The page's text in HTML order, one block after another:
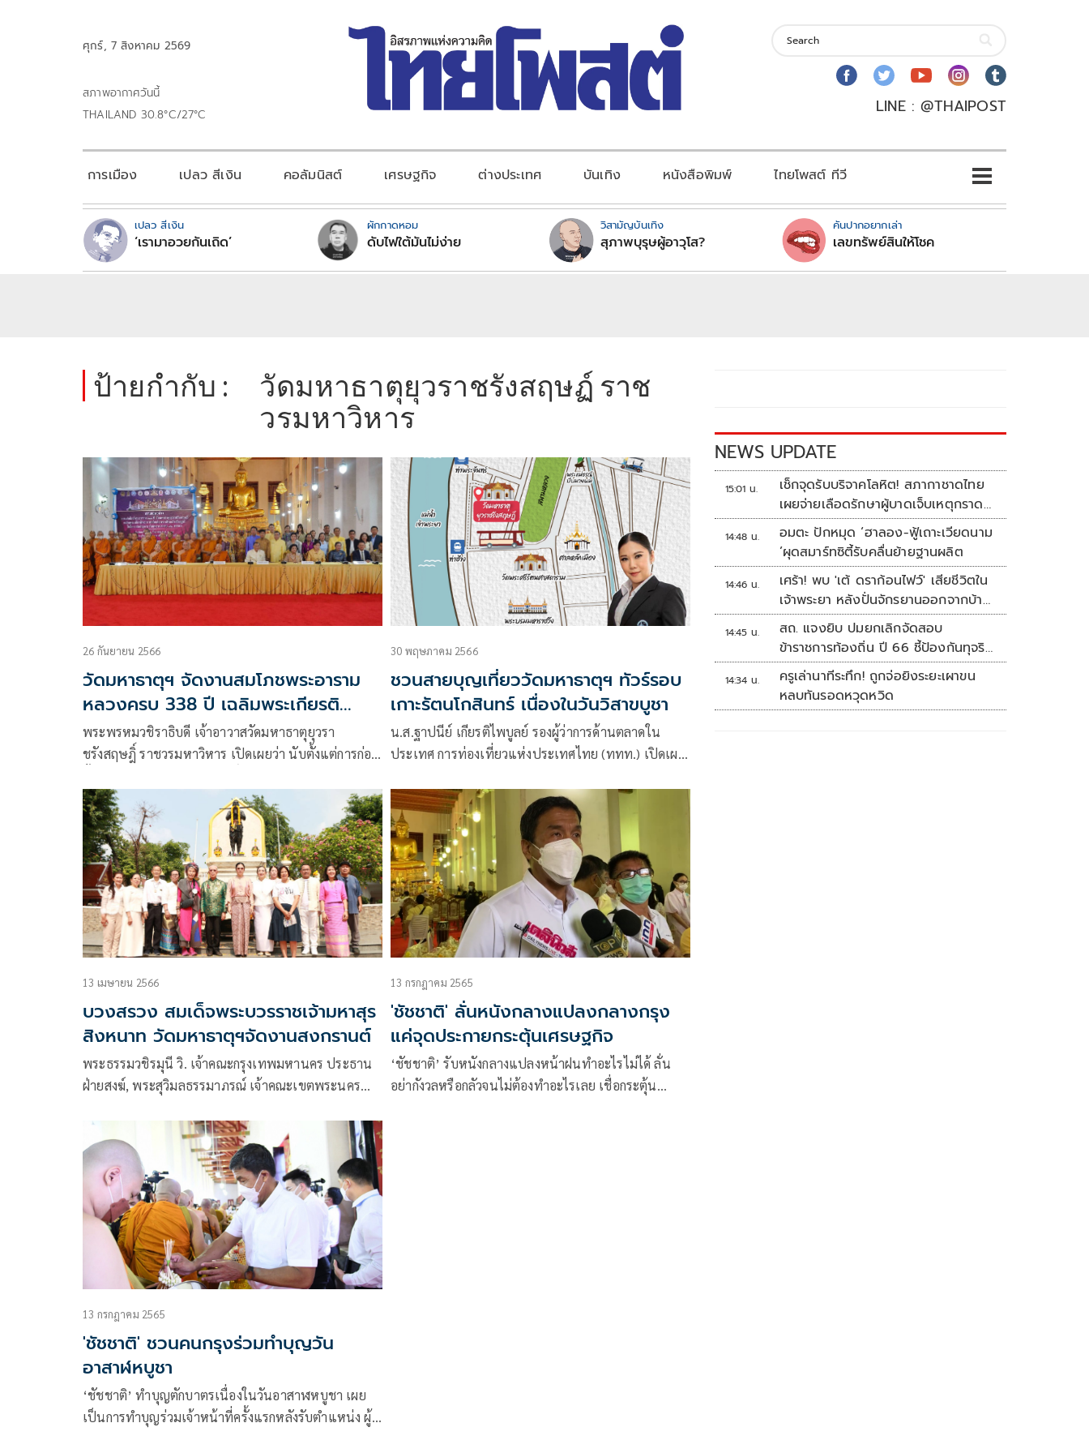
ศุกร์, 7 สิงหาคม 2569
สภาพอากาศวันนี้
THAILAND 30.8°C/27°C
LINE : @THAIPOST
การเมือง เปลว สีเงิน คอลัมนิสต์ เศรษฐกิจ ต่างประเทศ บันเทิง หนังสือพิมพ์ ไทยโพสต์ ทีวี
เปลว สีเงิน
‘เรามาอวยกันเถิด’
ผักกาดหอม
ดับไฟใต้มันไม่ง่าย
วิสามัญบันเทิง
สุภาพบุรุษผู้อาวุโส?
คันปากอยากเล่า
เลขทรัพย์สินให้โชค
ป้ายกำกับ :
วัดมหาธาตุยุวราชรังสฤษฏ์ ราช
วรมหาวิหาร
26 กันยายน 2566
วัดมหาธาตุฯ จัดงานสมโภชพระอาราม
หลวงครบ 338 ปี เฉลิมพระเกียรติ
ในหลวง
พระพรหมวชิราธิบดี เจ้าอาวาสวัดมหาธาตุยุวรา
ชรังสฤษฎิ์ ราชวรมหาวิหาร เปิดเผยว่า นับตั้งแต่การก่อ
สันนิษฐานว่าสร้างขึ้นตั้งแต่สมัยกรุงศรีอยุธยาเป็น
ราชธานี
30 พฤษภาคม 2566
ชวนสายบุญเที่ยววัดมหาธาตุฯ ทัวร์รอบ
เกาะรัตนโกสินทร์ เนื่องในวันวิสาขบูชา
น.ส.ฐาปนีย์ เกียรติไพบูลย์ รองผู้ว่าการด้านตลาดใน
ประเทศ การท่องเที่ยวแห่งประเทศไทย (ททท.) เปิดเผย
วัฒนธรรมย่อย
13 เมษายน 2566
บวงสรวง สมเด็จพระบวรราชเจ้ามหาสุร
สิงหนาท วัดมหาธาตุฯจัดงานสงกรานต์
พระธรรมวชิรมุนี วิ. เจ้าคณะกรุงเทพมหานคร ประธาน
ฝ่ายสงฆ์, พระสุวิมลธรรมาภรณ์ เจ้าคณะเขตพระนคร
บวงสรวงและพิธีบำเพ็ญทักษิณาถวายพระราชกุศล เพื่อ
อุทิศแด่สมเด็จพระบวรราชเจ้า กรมพระราชวังบวรมหา
สุรสิงหนาท เนื่องในเทศกาลวันปีใหม่ไทย หรือเทศกาล
สงกรานต์
13 กรกฎาคม 2565
'ชัชชาติ' ลั่นหนังกลางแปลงกลางกรุง
แค่จุดประกายกระตุ้นเศรษฐกิจ
‘ชัชชาติ’ รับหนังกลางแปลงหน้าฝนทำอะไรไม่ได้ ลั่น
อย่ากังวลหรือกลัวจนไม่ต้องทำอะไรเลย เชื่อกระตุ้น
13 กรกฎาคม 2565
'ชัชชาติ' ชวนคนกรุงร่วมทำบุญวัน
อาสาฬหบูชา
‘ชัชชาติ’ ทำบุญตักบาตรเนื่องในวันอาสาฬหบูชา เผย
เป็นการทำบุญร่วมเจ้าหน้าที่ครั้งแรกหลังรับตำแหน่ง ผู้
NEWS UPDATE
15:01 น.
เช็กจุดรับบริจาคโลหิต! สภากาชาดไทย
เผยจ่ายเลือดรักษาผู้บาดเจ็บเหตุกราด
ยิงแล้ว 148 ยูนิต
14:48 น.
อมตะ ปักหมุด ‘ฮาลอง-ฟู้เถาะเวียดนาม
’ผุดสมาร์ทซิตี้รับคลื่นย้ายฐานผลิต
14:46 น.
เศร้า! พบ 'เต้ ดราก้อนไฟว์' เสียชีวิตใน
เจ้าพระยา หลังปั่นจักรยานออกจากบ้าน
ตี 4
14:45 น.
สถ. แจงยิบ ปมยกเลิกจัดสอบ
ข้าราชการท้องถิ่น ปี 66 ชี้ป้องกันทุจริต
หวั่นรัฐเสียหาย
14:34 น.
ครูเล่านาทีระทึก! ถูกจ่อยิงระยะเผาขน
หลบทันรอดหวุดหวิด